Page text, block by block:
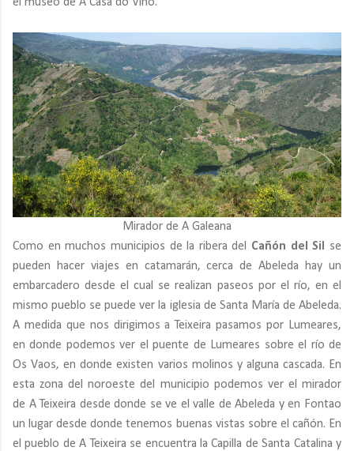
Mirador de A Galeana
Como en muchos municipios de la ribera del Cañón del Sil
se
pueden hacer viajes en catamarán, cerca de Abeleda hay un
embarcadero desde el cual se realizan paseos por el río, en el
mismo pueblo se puede ver la iglesia de Santa María de Abeleda.
A medida que nos dirigimos a Teixeira pasamos por Lumeares,
en donde podemos ver el puente de Lumeares sobre el río de
Os Vaos, en donde existen varios molinos y alguna cascada. En
esta zona del noroeste del municipio podemos ver el mirador
de A Teixeira desde donde se ve el valle de Abeleda y en Fontao
un lugar desde donde tenemos buenas vistas sobre el cañón. En
el pueblo de A Teixeira se encuentra la Capilla de Santa Catalina y